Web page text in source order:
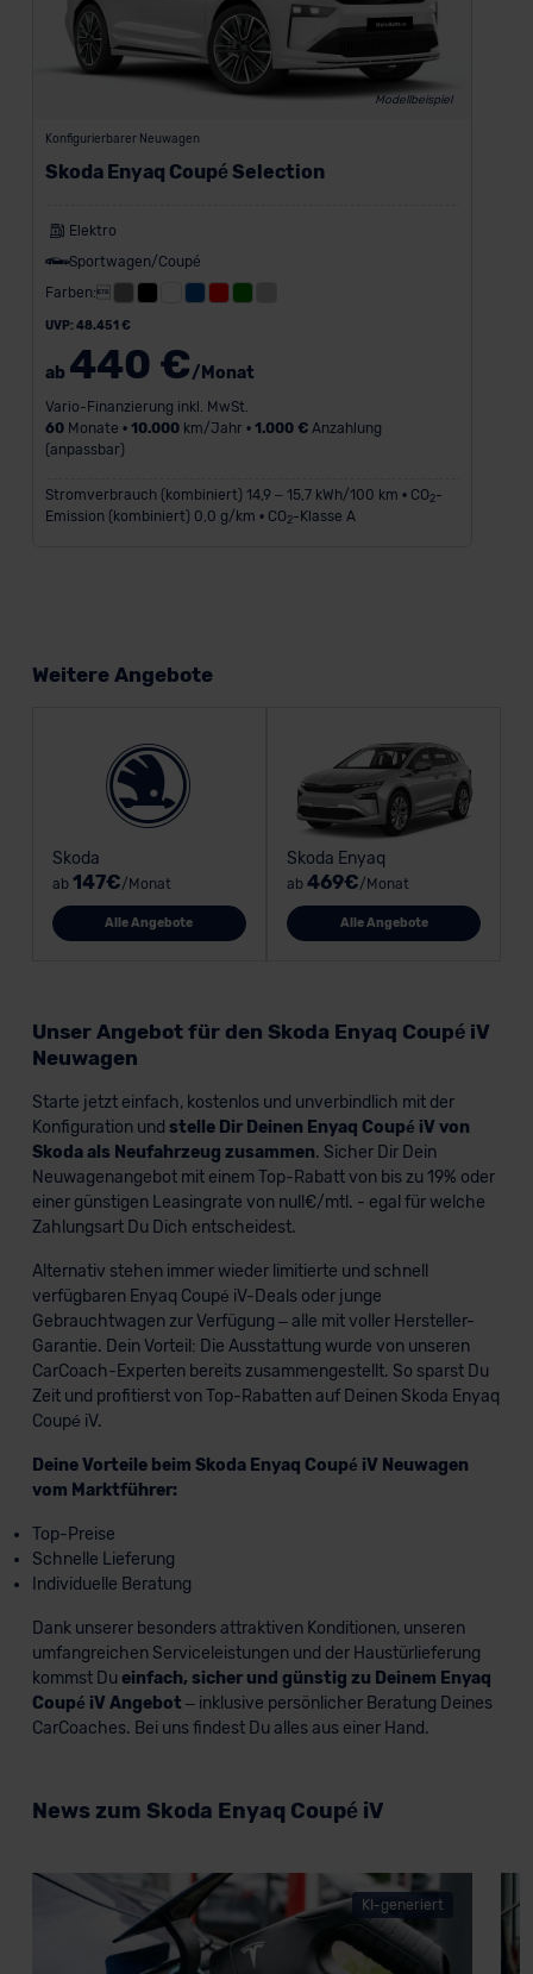
Modellbeispiel
Konfigurierbarer Neuwagen
Skoda Enyaq Coupé Selection
Elektro
Sportwagen/Coupé
Farben:
UVP: 48.451 €
ab 440 €/Monat
Vario-Finanzierung inkl. MwSt.
60Monate • 10.000km/Jahr • 1.000 €Anzahlung
(anpassbar)
Stromverbrauch (kombiniert) 14,9 – 15,7 kWh/100 km • CO 2-
Emission (kombiniert) 0,0 g/km • CO 2-Klasse A
Weitere Angebote
Skoda
ab 147€/Monat
Alle Angebote
Skoda Enyaq
ab 469€/Monat
Alle Angebote
Unser Angebot für den Skoda Enyaq Coupé iV
Neuwagen
Starte jetzt einfach, kostenlos und unverbindlich mit der
Konfiguration und stelle Dir Deinen Enyaq Coupé iV von
Skoda als Neufahrzeug zusammen. Sicher Dir Dein
Neuwagenangebot mit einem Top-Rabatt von bis zu 19% oder
einer günstigen Leasingrate von null€/mtl. - egal für welche
Zahlungsart Du Dich entscheidest.
Alternativ stehen immer wieder limitierte und schnell
verfügbaren Enyaq Coupé iV-Deals oder junge
Gebrauchtwagen zur Verfügung – alle mit voller Hersteller-
Garantie. Dein Vorteil: Die Ausstattung wurde von unseren
CarCoach-Experten bereits zusammengestellt. So sparst Du
Zeit und profitierst von Top-Rabatten auf Deinen Skoda Enyaq
Coupé iV.
Deine Vorteile beim Skoda Enyaq Coupé iV Neuwagen
vom Marktführer:
Top-Preise
Schnelle Lieferung
Individuelle Beratung
Dank unserer besonders attraktiven Konditionen, unseren
umfangreichen Serviceleistungen und der Haustürlieferung
kommst Du einfach, sicher und günstig zu Deinem Enyaq
Coupé iV Angebot – inklusive persönlicher Beratung Deines
CarCoaches. Bei uns findest Du alles aus einer Hand.
News zum Skoda Enyaq Coupé iV
KI-generiert